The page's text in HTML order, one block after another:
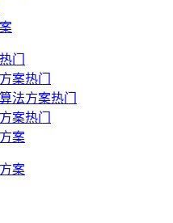
热门
案热门
法方案热门
案热门
案
案